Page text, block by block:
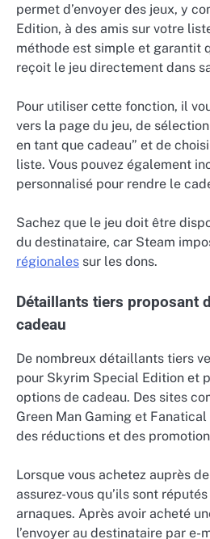
permet d’envoyer des jeux, y
Edition, à des amis sur votre
méthode est simple et garantit
reçoit le jeu directement dans
Pour utiliser cette fonction, il
vers la page du jeu, de
en tant que cadeau” et de
liste. Vous pouvez également
personnalisé pour rendre le
Sachez que le jeu doit être
du destinataire, car Steam
régionales sur les dons.
Détaillants tiers proposant
cadeau
De nombreux détaillants tiers
pour Skyrim Special Edition et
options de cadeau. Des sites
Green Man Gaming et
des réductions et des
Lorsque vous achetez auprès
assurez-vous qu’ils sont
arnaques. Après avoir acheté
l’envoyer au destinataire par e-